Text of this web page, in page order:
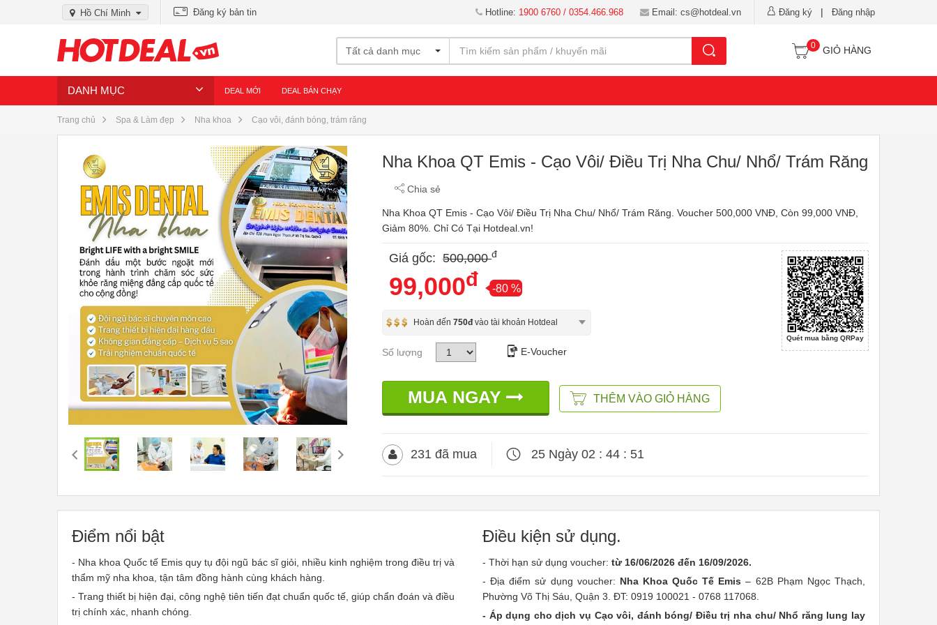
Hồ Chí Minh Đăng ký bản tin Đăng ký | Đăng nhập
Hotline: 1900 6760 / 0354.466.968 Email: cs@hotdeal.vn
Tất cả danh mục 0 GIỎ HÀNG
DANH MỤC DEAL MỚI DEAL BÁN CHẠY
Trang chủ Spa & Làm đẹp Nha khoa Cạo vôi, đánh bóng, trám răng
Nha Khoa QT Emis - Cạo Vôi/ Điều Trị Nha Chu/ Nhổ/ Trám Răng
Chia sẻ
Nha Khoa QT Emis - Cạo Vôi/ Điều Trị Nha Chu/ Nhổ/ Trám Răng. Voucher 500,000 VNĐ, Còn 99,000 VNĐ,
Giảm 80%. Chỉ Có Tại Hotdeal.vn!
Giá gốc: 500,000đ
99,000đ -80 %
Quét mua bằng QRPay
Hoàn đến 750đvào tài khoản Hotdeal
Số lượng E-Voucher
MUA NGAY THÊM VÀO GIỎ HÀNG
231 đã mua 25 Ngày 02 : 44 : 50
Điểm nổi bật
- Nha khoa Quốc tế Emis quy tụ đội ngũ bác sĩ giỏi, nhiều kinh nghiệm trong điều trị và
thẩm mỹ nha khoa, tận tâm đồng hành cùng khách hàng.
- Trang thiết bị hiện đại, công nghệ tiên tiến đạt chuẩn quốc tế, giúp chẩn đoán và điều
trị chính xác, nhanh chóng.
Điều kiện sử dụng.
- Thời hạn sử dụng voucher: từ 16/06/2026 đến 16/09/2026.
- Địa điểm sử dụng voucher: Nha Khoa Quốc Tế Emis – 62B Phạm Ngọc Thạch,
Phường Võ Thị Sáu, Quận 3. ĐT: 0919 100021 - 0768 117068.
- Áp dụng cho dịch vụ Cạo vôi, đánh bóng/ Điều trị nha chu/ Nhổ răng lung lay